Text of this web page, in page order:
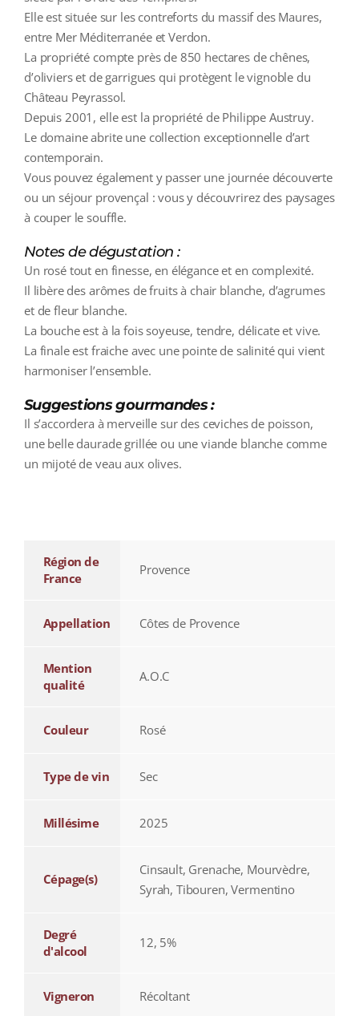
Elle est située sur les contreforts du massif des Maures,
entre Mer Méditerranée et Verdon.
La propriété compte près de 850 hectares de chênes,
d’oliviers et de garrigues qui protègent le vignoble du
Château Peyrassol.
Depuis 2001, elle est la propriété de Philippe Austruy.
Le domaine abrite une collection exceptionnelle d’art
contemporain.
Vous pouvez également y passer une journée découverte
ou un séjour provençal : vous y découvrirez des paysages
à couper le souffle.
Notes de dégustation :
Un rosé tout en finesse, en élégance et en complexité.
Il libère des arômes de fruits à chair blanche, d’agrumes
et de fleur blanche.
La bouche est à la fois soyeuse, tendre, délicate et vive.
La finale est fraiche avec une pointe de salinité qui vient
harmoniser l’ensemble.
Suggestions gourmandes :
Il s’accordera à merveille sur des ceviches de poisson,
une belle daurade grillée ou une viande blanche comme
un mijoté de veau aux olives.
Région de
France
Provence
Appellation Côtes de Provence
Mention
qualité
A.O.C
Couleur Rosé
Type de vin Sec
Millésime 2025
Cépage(s)
Cinsault, Grenache, Mourvèdre,
Syrah, Tibouren, Vermentino
Degré
d'alcool
12, 5%
Vigneron Récoltant